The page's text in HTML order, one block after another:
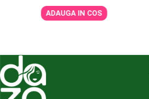
ADAUGA IN COS